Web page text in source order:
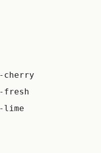
cherry
fresh
lime